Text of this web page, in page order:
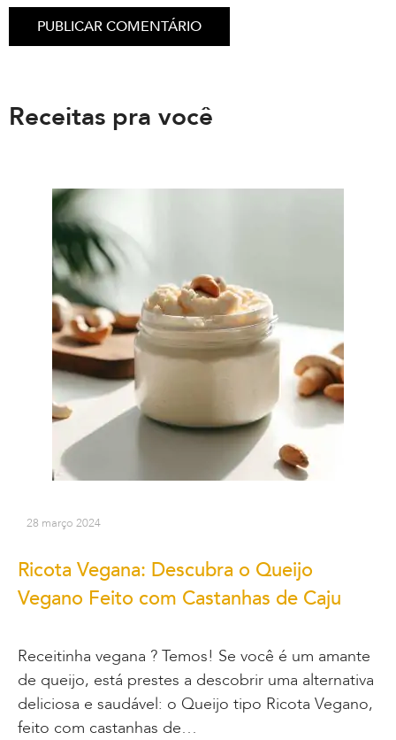
Receitas pra você
28 março 2024
Ricota Vegana: Descubra o Queijo
Vegano Feito com Castanhas de Caju
Receitinha vegana ? Temos! Se você é um amante
de queijo, está prestes a descobrir uma alternativa
deliciosa e saudável: o Queijo tipo Ricota Vegano,
feito com castanhas de…